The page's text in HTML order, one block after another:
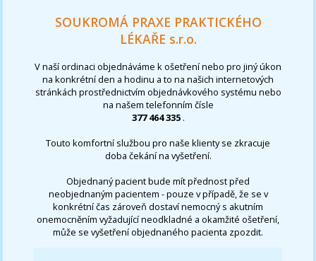
SOUKROMÁ PRAXE PRAKTICKÉHO
LÉKAŘE s.r.o.
V naší ordinaci objednáváme k ošetření nebo pro jiný úkon
na konkrétní den a hodinu a to na našich internetových
stránkách prostřednictvím objednávkového systému nebo
na našem telefonním čísle
377 464 335 .
Touto komfortní službou pro naše klienty se zkracuje
doba čekání na vyšetření.
Objednaný pacient bude mít přednost před
neobjednaným pacientem - pouze v případě, že se v
konkrétní čas zároveň dostaví nemocný s akutním
onemocněním vyžadující neodkladné a okamžité ošetření,
může se vyšetření objednaného pacienta zpozdit.